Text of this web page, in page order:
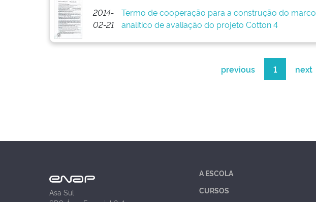
2014-
02-21
Termo de cooperação para a construção do marco
analítico de avaliação do projeto Cotton 4
previous 1 next
Asa Sul
A ESCOLA
CURSOS